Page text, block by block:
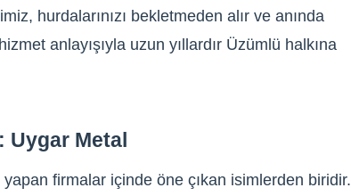
hurdalarınızı bekletmeden alır ve anında
anlayışıyla uzun yıllardır Üzümlü halkına
Uygar Metal
firmalar içinde öne çıkan isimlerden biridir.